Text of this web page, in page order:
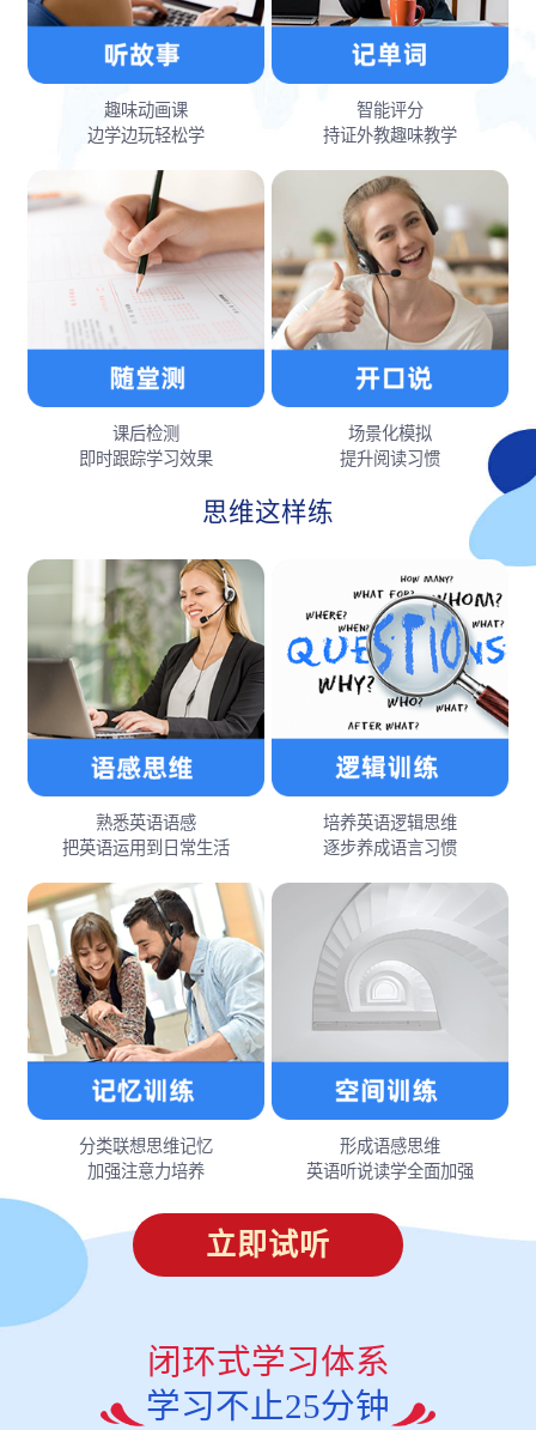
趣味动画课
边学边玩轻松学
智能评分
持证外教趣味教学
课后检测
即时跟踪学习效果
场景化模拟
提升阅读习惯
思维这样练
熟悉英语语感
把英语运用到日常生活
培养英语逻辑思维
逐步养成语言习惯
分类联想思维记忆
加强注意力培养
形成语感思维
英语听说读学全面加强
立即试听
闭环式学习体系
学习不止25分钟